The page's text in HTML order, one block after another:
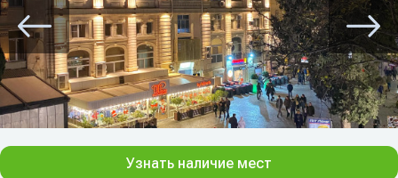
Узнать наличие мест